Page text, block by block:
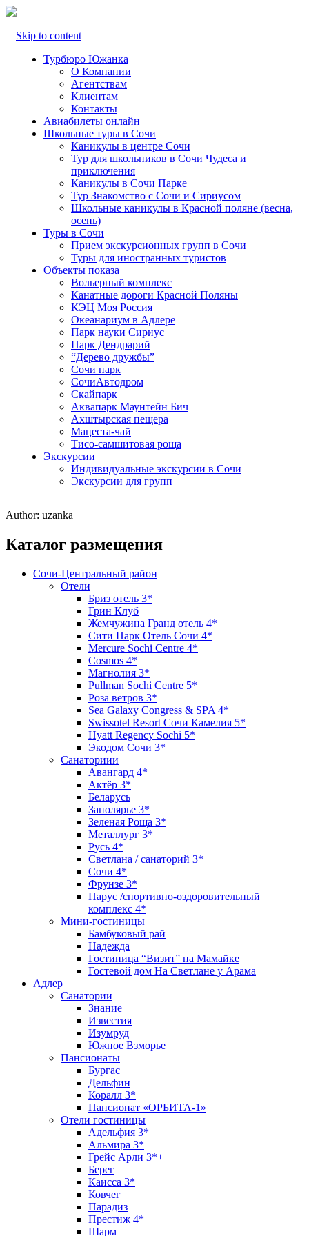
Skip to content
Турбюро Южанка
О Компании
Агентствам
Клиентам
Контакты
Авиабилеты онлайн
Школьные туры в Сочи
Каникулы в центре Сочи
Тур для школьников в Сочи Чудеса и
приключения
Каникулы в Сочи Парке
Тур Знакомство с Сочи и Сириусом
Школьные каникулы в Красной поляне (весна,
осень)
Туры в Сочи
Прием экскурсионных групп в Сочи
Туры для иностранных туристов
Объекты показа
Вольерный комплекс
Канатные дороги Красной Поляны
КЭЦ Моя Россия
Океанариум в Адлере
Парк науки Сириус
Парк Дендрарий
“Дерево дружбы”
Сочи парк
СочиАвтодром
Скайпарк
Аквапарк Маунтейн Бич
Ахштырская пещера
Мацеста-чай
Тисо-самшитовая роща
Экскурсии
Индивидуальные экскурсии в Сочи
Экскурсии для групп
Author: uzanka
Каталог размещения
Сочи-Центральный район
Отели
Бриз отель 3*
Грин Клуб
Жемчужина Гранд отель 4*
Сити Парк Отель Сочи 4*
Mercure Sochi Centre 4*
Cosmos 4*
Магнолия 3*
Pullman Sochi Сеntre 5*
Роза ветров 3*
Sea Galaxy Congress & SPA 4*
Swissotel Resort Сочи Камелия 5*
Hyatt Regency Sochi 5*
Экодом Сочи 3*
Санаториии
Авангард 4*
Актёр 3*
Беларусь
Заполярье 3*
Зеленая Роща 3*
Металлург 3*
Русь 4*
Светлана / санаторий 3*
Сочи 4*
Фрунзе 3*
Парус /спортивно-оздоровительный
комплекс 4*
Мини-гостиницы
Бамбуковый рай
Надежда
Гостиница “Визит” на Мамайке
Гостевой дом На Светлане у Арама
Адлер
Санатории
Знание
Известия
Изумруд
Южное Взморье
Пансионаты
Бургас
Дельфин
Коралл 3*
Пансионат «ОРБИТА-1»
Отели гостиницы
Адельфия 3*
Альмира 3*
Грейс Арли 3*+
Берег
Каисса 3*
Ковчег
Парадиз
Престиж 4*
Шарм